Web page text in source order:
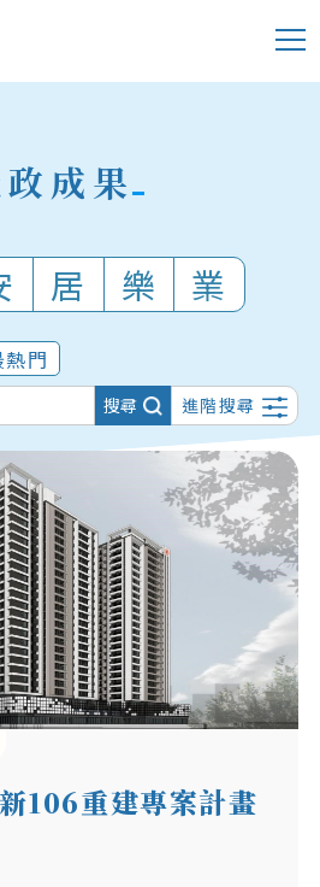
成果
居 樂 業
熱門
搜尋 進階搜尋
106重建專案計畫